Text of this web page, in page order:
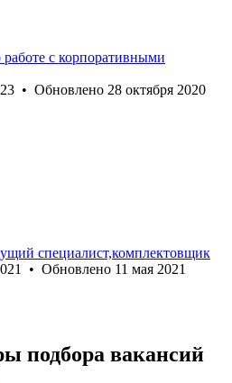
с корпоративными
• Обновлено 28 октября 2020
специалист,комплектовщик
• Обновлено 11 мая 2021
подбора вакансий